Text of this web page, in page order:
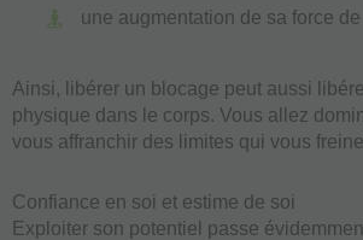
une augmentation de sa force
Ainsi, libérer un blocage peut aussi
physique dans le corps. Vous allez
vous affranchir des limites qui vous
Confiance en soi et estime de soi
Exploiter son potentiel passe